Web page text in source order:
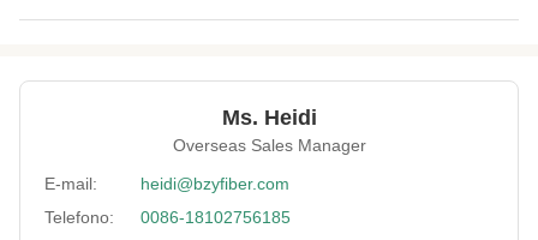
Specification: 2D*Nessun limite di lunghezza
Color: Rosso brillante
More Sizes: Personalizzabile
Ms. Heidi
Overseas Sales Manager
E-mail:
heidi@bzyfiber.com
Telefono:
0086-18102756185